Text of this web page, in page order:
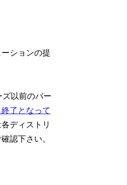
ションの提
ズ以前のバー
了となって
ディストリ
認下さい。